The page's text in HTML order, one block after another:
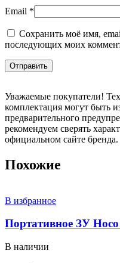
Email *
Сохранить моё имя,
последующих моих
Уважаемые покупатели!
комплектация могут быть
предварительного
рекомендуем сверять
официальном сайте бренда.
Похожие
В избранное
Портативное ЗУ
В наличии